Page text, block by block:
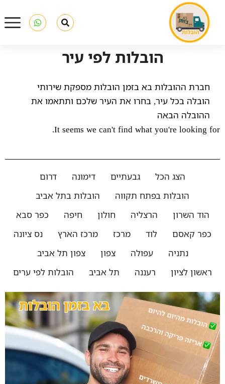
הובלות לפי עיר
חברת ההובלות בא בזמן הובלות מספקת שירותי
הובלה בכל עיר, בחרו את העיר שלכם ותתאמו את
ההובלה הבאה
It seems we can't find what you're looking for.
הצג הכל גבעתיים דימונה
דרום
הובלות בפתח תקווה
הובלות בתל אביב
הוד השרון
הרצליה חולון חיפה
כפר סבא
כפר קאסם
לוד מרכז מרכז הארץ
נס ציונה
נתניה
עפולה צפון
צפון תל אביב
ראשון לציון
רעננה תל אביב הובלות לפי ערים